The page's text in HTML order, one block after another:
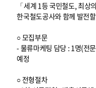
「세계 1등 국민철도, 최상
한국철도공사와 함께 발전
○ 모집부문
- 물류마케팅 담당 : 1명(전
예정
○ 전형절차